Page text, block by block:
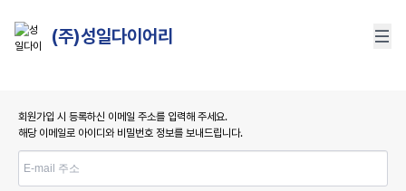
(주)성일다이어리
회원가입 시 등록하신 이메일 주소를 입력해 주세요.
해당 이메일로 아이디와 비밀번호 정보를 보내드립니다.